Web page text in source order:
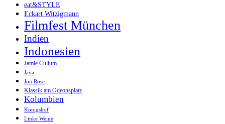
eat&STYLE
Eckart Witzigmann
Filmfest München
Indien
Indonesien
Jamie Cullum
Java
Jon Rose
Klassik am Odeonsplatz
Kolumbien
Königshof
Linke Weine